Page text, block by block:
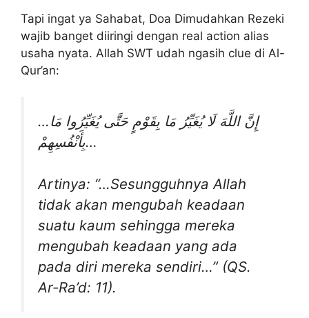
Tapi ingat ya Sahabat, Doa Dimudahkan Rezeki
wajib banget diiringi dengan real action alias
usaha nyata. Allah SWT udah ngasih clue di Al-
Qur’an:
…إِنَّ اللَّهَ لَا يُغَيِّرُ مَا بِقَوْمٍ حَتَّى يُغَيِّرُوا مَا
بِأَنْفُسِهِمْ…
Artinya: “…Sesungguhnya Allah
tidak akan mengubah keadaan
suatu kaum sehingga mereka
mengubah keadaan yang ada
pada diri mereka sendiri…” (QS.
Ar-Ra’d: 11).